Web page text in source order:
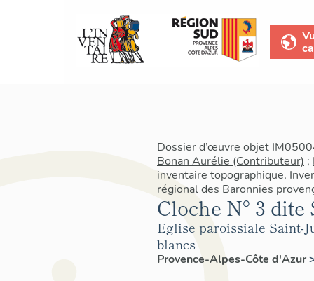
Dossier d’œuvre objet
Bonan Aurélie (Contributeur) ;
inventaire topographique,
régional des Baronnies
Cloche N° 3 dite
Eglise paroissiale Saint-
blancs
Provence-Alpes-Côte d'Azur